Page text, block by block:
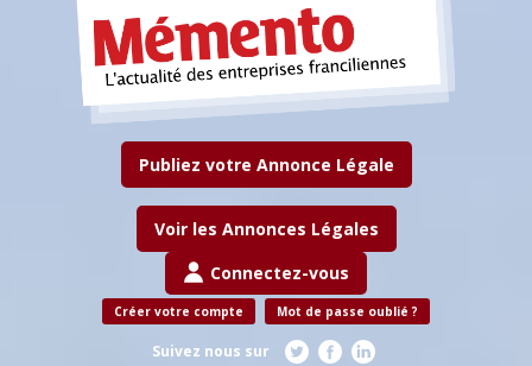
Publiez votre Annonce Légale
Voir les Annonces Légales
Connectez-vous
Créer votre compte Mot de passe oublié ?
Suivez nous sur